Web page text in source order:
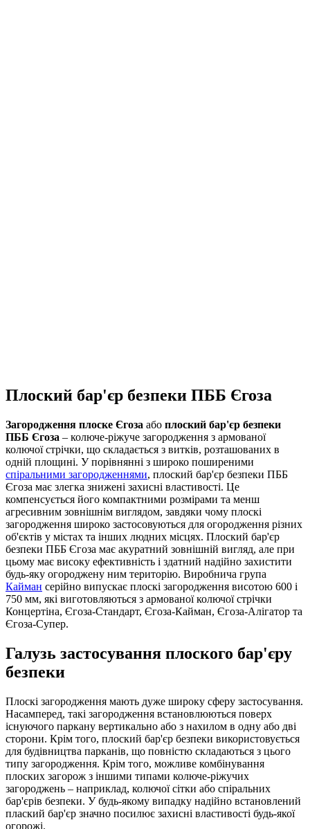
Плоский бар'єр безпеки ПББ Єгоза
Загородження плоске Єгоза або плоский бар'єр безпеки
ПББ Єгоза – колюче-ріжуче загородження з армованої
колючої стрічки, що складається з витків, розташованих в
одній площині. У порівнянні з широко поширеними
спіральними загородженнями, плоский бар'єр безпеки ПББ
Єгоза має злегка знижені захисні властивості. Це
компенсується його компактними розмірами та менш
агресивним зовнішнім виглядом, завдяки чому плоскі
загородження широко застосовуються для огородження різних
об'єктів у містах та інших людних місцях. Плоский бар'єр
безпеки ПББ Єгоза має акуратний зовнішній вигляд, але при
цьому має високу ефективність і здатний надійно захистити
будь-яку огороджену ним територію. Виробнича група
Кайман серійно випускає плоскі загородження висотою 600 і
750 мм, які виготовляються з армованої колючої стрічки
Концертіна, Єгоза-Стандарт, Єгоза-Кайман, Єгоза-Алігатор та
Єгоза-Супер.
Галузь застосування плоского бар'єру
безпеки
Плоскі загородження мають дуже широку сферу застосування.
Насамперед, такі загородження встановлюються поверх
існуючого паркану вертикально або з нахилом в одну або дві
сторони. Крім того, плоский бар'єр безпеки використовується
для будівництва парканів, що повністю складаються з цього
типу загородження. Крім того, можливе комбінування
плоских загорож з іншими типами колюче-ріжучих
загороджень – наприклад, колючої сітки або спіральних
бар'єрів безпеки. У будь-якому випадку надійно встановлений
плаский бар'єр значно посилює захисні властивості будь-якої
огорожі.